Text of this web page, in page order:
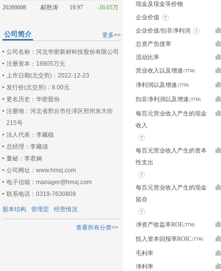
20260608
郝胜涛 19.97 -16.65万
更多>>
公司简介
公司名称：河北华密新材科技股份有限公司
注册资本：18905万元
上市日期(北交所)：2022-12-23
发行价(北交所)：8.00元
更名历史：华密股份
注册地：河北省邢台市任泽区邢州东大街
215号
法人代表：李藏稳
总经理：李藏须
董秘：李君娴
公司网址：www.hmxj.com
电子信箱：manager@hmxj.com
联系电话：0319-7630809
股本结构 管理层 经营情况
查看所有分类>>
现金及现金等价物
企业价值
企业价值/扣非净利润
总资产负债率
流动比率
营业收入以及增速
净利润以及增速
扣非净利润以及增速
每百元营业收入产生的现金
收入
每百元营业收入产生的资本
性支出
每百元营业收入产生的现金
留存
净资产收益率ROE
投入资本回报率ROIC
毛利率
净利率